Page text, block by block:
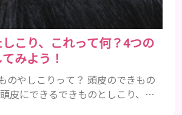
こり、これって何？4つの
みよう！
のやしこりって？ 頭皮のできもの
皮にできるできものとしこり、と